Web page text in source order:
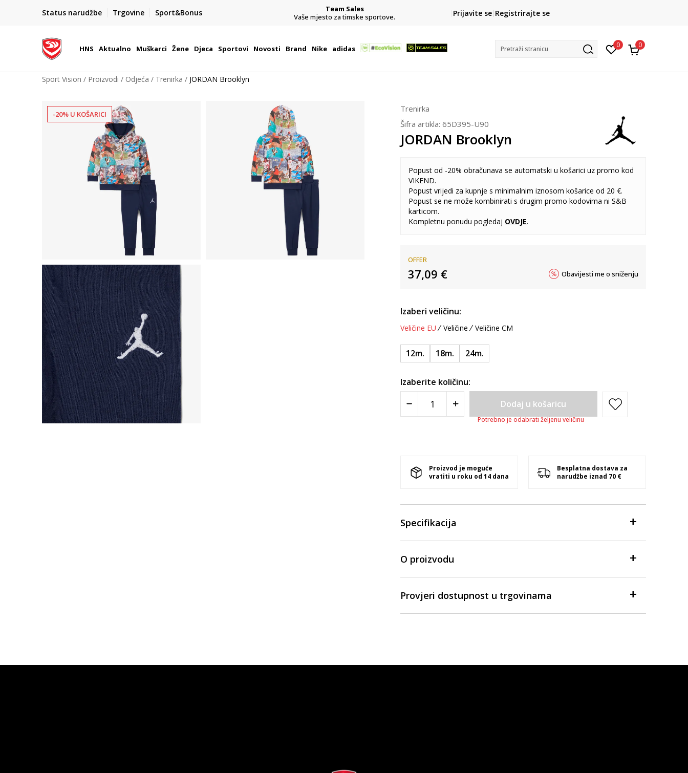
Status narudžbe Trgovine Sport&Bonus
BOX NOW
Dostava 1,50 €
| Više od 800 paketomata u Hrvatskoj
Team Sales
Vaše mjesto za timske sportove.
CLICK& COLLECT
besplatno preuzimanje u trgovini
Prijavite se Registrirajte se
HNS Aktualno Muškarci Žene Djeca Sportovi Novosti Brand Nike adidas Pretraži stranicu 0 0
Sport Vision Proizvodi Odjeća Trenirka JORDAN Brooklyn
-20% U KOŠARICI
Trenirka
Šifra artikla: 65D395-U90
JORDAN Brooklyn
Popust od -20% obračunava se automatski u košarici uz promo kod
VIKEND.
Popust vrijedi za kupnje s minimalnim iznosom košarice od 20 €.
Popust se ne može kombinirati s drugim promo kodovima ni S&B
karticom.
Kompletnu ponudu pogledaj OVDJE.
OFFER
37,09 € Obavijesti me o sniženju
Izaberi veličinu:
Veličine EU Veličine Veličine CM
12m. 18m. 24m.
Izaberite količinu:
Dodaj u košaricu
Potrebno je odabrati željenu veličinu
Proizvod je moguće
vratiti u roku od 14 dana
Besplatna dostava za
narudžbe iznad 70 €
Specifikacija
O proizvodu
Provjeri dostupnost u trgovinama